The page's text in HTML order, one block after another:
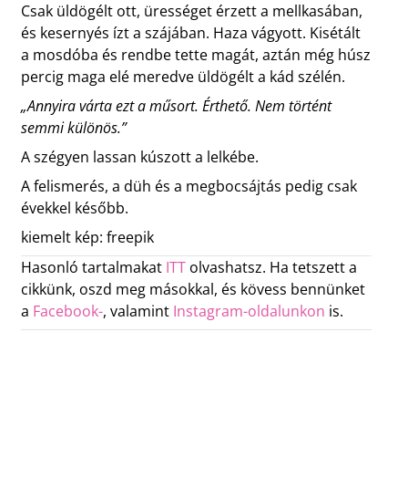
Csak üldögélt ott, ürességet érzett a mellkasában,
és kesernyés ízt a szájában. Haza vágyott. Kisétált
a mosdóba és rendbe tette magát, aztán még húsz
percig maga elé meredve üldögélt a kád szélén.
„Annyira várta ezt a műsort. Érthető. Nem történt
semmi különös.”
A szégyen lassan kúszott a lelkébe.
A felismerés, a düh és a megbocsájtás pedig csak
évekkel később.
kiemelt kép: freepik
Hasonló tartalmakat ITTolvashatsz. Ha tetszett a
cikkünk, oszd meg másokkal, és kövess bennünket
a Facebook-, valamint Instagram-oldalunkon is.